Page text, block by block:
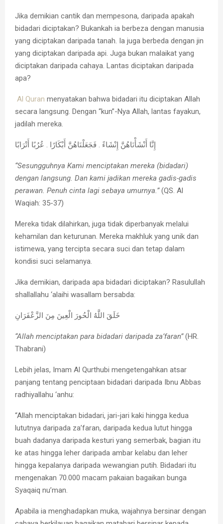
Jika demikian cantik dan mempesona, daripada apakah
bidadari diciptakan? Bukankah ia berbeza dengan manusia
yang diciptakan daripada tanah. Ia juga berbeda dengan jin
yang diciptakan daripada api. Juga bukan malaikat yang
diciptakan daripada cahaya. Lantas diciptakan daripada
apa?
Al Quran menyatakan bahwa bidadari itu diciptakan Allah
secara langsung. Dengan “kun”-Nya Allah, lantas fayakun,
jadilah mereka.
إِنَّا أَنْشَأْنَاهُنَّ إِنْشَاءً . فَجَعَلْنَاهُنَّ أَبْكَارًا . عُرُبًا أَتْرَابًا
“Sesungguhnya Kami menciptakan mereka (bidadari)
dengan langsung. Dan kami jadikan mereka gadis-gadis
perawan. Penuh cinta lagi sebaya umurnya.”(QS. Al
Waqiah: 35-37)
Mereka tidak dilahirkan, juga tidak diperbanyak melalui
kehamilan dan keturunan. Mereka makhluk yang unik dan
istimewa, yang tercipta secara suci dan tetap dalam
kondisi suci selamanya.
Jika demikian, daripada apa bidadari diciptakan? Rasulullah
shallallahu ‘alaihi wasallam bersabda:
خَلَقَ اللَّهُ الْحُورَ الْعِينَ مِنَ الزَّعْفَرَانِ
“Allah menciptakan para bidadari daripada za’faran”(HR.
Thabrani)
Lebih jelas, Imam Al Qurthubi mengetengahkan atsar
panjang tentang penciptaan bidadari daripada Ibnu Abbas
radhiyallahu ‘anhu:
“Allah menciptakan bidadari, jari-jari kaki hingga kedua
lututnya daripada za’faran, daripada kedua lutut hingga
buah dadanya daripada kesturi yang semerbak, bagian itu
ke atas hingga leher daripada ambar kelabu dan leher
hingga kepalanya daripada wewangian putih. Bidadari itu
mengenakan 70.000 macam pakaian bagaikan bunga
Syaqaiq nu’man.
Apabila ia menghadapkan muka, wajahnya bersinar dengan